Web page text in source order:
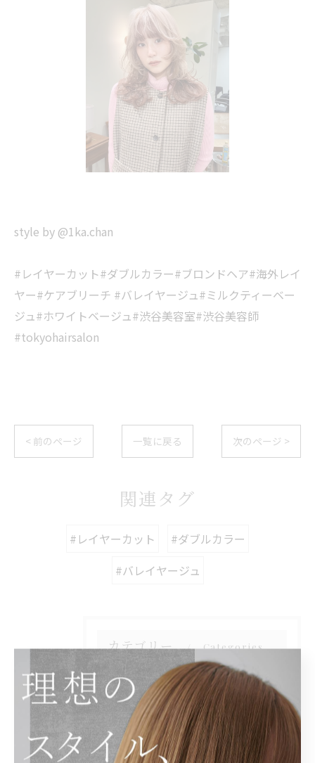
style by @1ka.chan
#レイヤーカット#ダブルカラー#ブロンドヘア#海外レイ
ヤー#ケアブリーチ #バレイヤージュ#ミルクティーベー
ジュ#ホワイトベージュ#渋谷美容室#渋谷美容師
#tokyohairsalon
< 前のページ 一覧に戻る 次のページ >
関連タグ
#レイヤーカット
#ダブルカラー
#バレイヤージュ
カテゴリー Categories
全てのカテゴリー
カット
カラー
トリートメント